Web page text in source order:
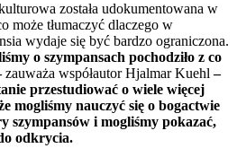
została udokumentowana w
może tłumaczyć dlaczego w
wydaje się być bardzo ograniczona.
o szympansach pochodziło z co
zauważa współautor Hjalmar Kuehl–
przestudiować o wiele więcej
mogliśmy nauczyć się o bogactwie
szympansów i mogliśmy pokazać,
odkrycia.